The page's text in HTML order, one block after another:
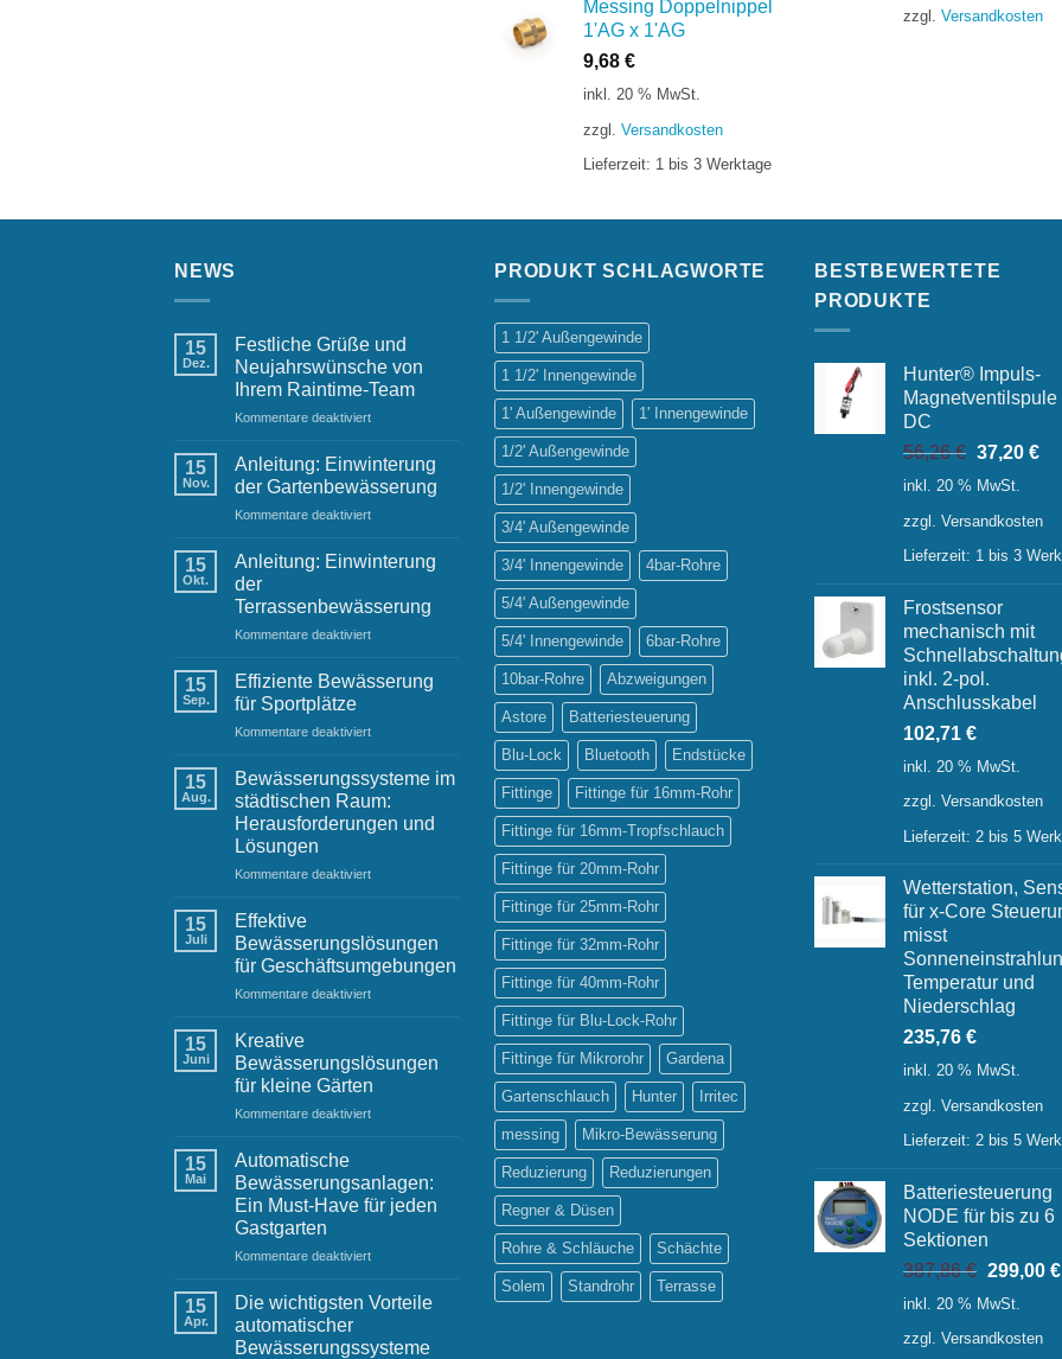
Messing Doppelnippel
1'AG x 1'AG
9,68 €
inkl. 20 % MwSt.
zzgl. Versandkosten
Lieferzeit: 1 bis 3 Werktage
zzgl. Versandkosten
NEWS
15
Dez.
Festliche Grüße und
Neujahrswünsche von
Ihrem Raintime-Team
Kommentare deaktiviertfür
Grüße
Neujahrswünsche
von
Raintime-
15
Nov.
Anleitung: Einwinterung
der Gartenbewässerung
Kommentare deaktiviertfür
Einwinterung
15
Okt.
Anleitung: Einwinterung
der
Terrassenbewässerung
Kommentare deaktiviertfür
Terrassenbewässerung
15
Sep.
Effiziente Bewässerung
für Sportplätze
Kommentare deaktiviertfür
Bewässerung
für
Sportplätze
15
Aug.
Bewässerungssysteme im
städtischen Raum:
Herausforderungen und
Lösungen
Kommentare deaktiviertfür
Bewässerungssysteme
städtischen
Raum:
Herausforderungen
und
15
Juli
Effektive
Bewässerungslösungen
für Geschäftsumgebungen
Kommentare deaktiviertfür
Bewässerungslösungen
für
Geschäftsumgebungen
15
Juni
Kreative
Bewässerungslösungen
für kleine Gärten
Kommentare deaktiviertfür
Bewässerungslösungen
für
kleine
Gärten
15
Mai
Automatische
Bewässerungsanlagen:
Ein Must-Have für jeden
Gastgarten
Kommentare deaktiviertfür
Bewässerungsanlagen:
Have
15
Apr.
Die wichtigsten Vorteile
automatischer
Bewässerungssysteme
PRODUKT SCHLAGWORTE
1 1/2' Außengewinde
1 1/2' Innengewinde
1' Außengewinde 1' Innengewinde
1/2' Außengewinde
1/2' Innengewinde
3/4' Außengewinde
3/4' Innengewinde 4bar-Rohre
5/4' Außengewinde
5/4' Innengewinde 6bar-Rohre
10bar-Rohre Abzweigungen
Astore Batteriesteuerung
Blu-Lock Bluetooth Endstücke
Fittinge Fittinge für 16mm-Rohr
Fittinge für 16mm-Tropfschlauch
Fittinge für 20mm-Rohr
Fittinge für 25mm-Rohr
Fittinge für 32mm-Rohr
Fittinge für 40mm-Rohr
Fittinge für Blu-Lock-Rohr
Fittinge für Mikrorohr Gardena
Gartenschlauch Hunter Irritec
messing Mikro-Bewässerung
Reduzierung Reduzierungen
Regner & Düsen
Rohre & Schläuche Schächte
Solem Standrohr Terrasse
BESTBEWERTETE
PRODUKTE
Hunter® Impuls-
Magnetventilspule
DC
56,26€
Preis
56,26 €
37,20 €
inkl. 20 % MwSt.
zzgl. Versandkosten
Lieferzeit: 1 bis 3
Frostsensor
mechanisch mit
inkl. 2-pol.
Anschlusskabel
102,71 €
inkl. 20 % MwSt.
zzgl. Versandkosten
Lieferzeit: 2 bis 5
Wetterstation,
für x-Core
misst
Temperatur und
Niederschlag
235,76 €
inkl. 20 % MwSt.
zzgl. Versandkosten
Lieferzeit: 2 bis 5
Batteriesteuerung
NODE für bis zu 6
Sektionen
387,86€
Preis
387,86 €
299,00 €
inkl. 20 % MwSt.
zzgl. Versandkosten